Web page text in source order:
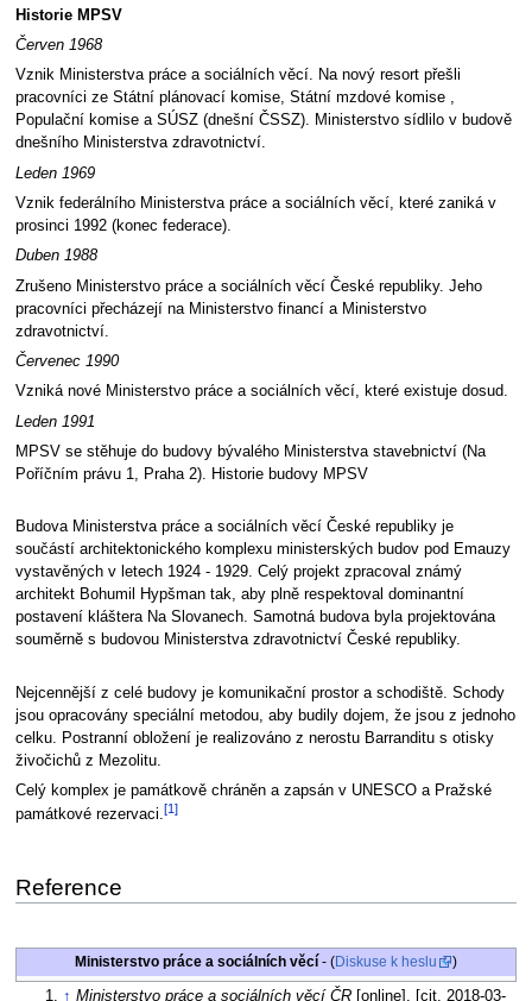
Historie MPSV
Červen 1968
Vznik Ministerstva práce a sociálních věcí. Na nový resort přešli
pracovníci ze Státní plánovací komise, Státní mzdové komise ,
Populační komise a SÚSZ (dnešní ČSSZ). Ministerstvo sídlilo v budově
dnešního Ministerstva zdravotnictví.
Leden 1969
Vznik federálního Ministerstva práce a sociálních věcí, které zaniká v
prosinci 1992 (konec federace).
Duben 1988
Zrušeno Ministerstvo práce a sociálních věcí České republiky. Jeho
pracovníci přecházejí na Ministerstvo financí a Ministerstvo
zdravotnictví.
Červenec 1990
Vzniká nové Ministerstvo práce a sociálních věcí, které existuje dosud.
Leden 1991
MPSV se stěhuje do budovy bývalého Ministerstva stavebnictví (Na
Poříčním právu 1, Praha 2). Historie budovy MPSV
Budova Ministerstva práce a sociálních věcí České republiky je
součástí architektonického komplexu ministerských budov pod Emauzy
vystavěných v letech 1924 - 1929. Celý projekt zpracoval známý
architekt Bohumil Hypšman tak, aby plně respektoval dominantní
postavení kláštera Na Slovanech. Samotná budova byla projektována
souměrně s budovou Ministerstva zdravotnictví České republiky.
Nejcennější z celé budovy je komunikační prostor a schodiště. Schody
jsou opracovány speciální metodou, aby budily dojem, že jsou z jednoho
celku. Postranní obložení je realizováno z nerostu Barranditu s otisky
živočichů z Mezolitu.
Celý komplex je památkově chráněn a zapsán v UNESCO a Pražské
památkové rezervaci.[1]
Reference
Ministerstvo práce a sociálních věcí - (Diskuse k heslu )
↑ Ministerstvo práce a sociálních věcí ČR [online]. [cit. 2018-03-